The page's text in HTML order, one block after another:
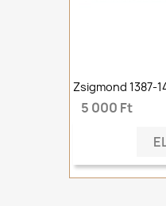
Zsigmond 1387-
5 000 Ft